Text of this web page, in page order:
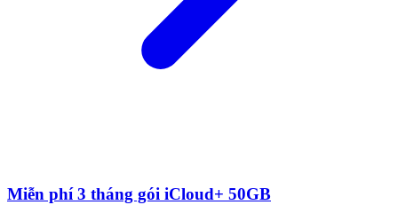
Miễn phí 3 tháng gói iCloud+ 50GB